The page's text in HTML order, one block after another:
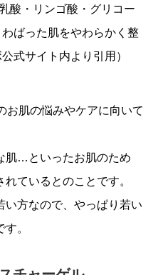
酸・リンゴ酸・グリコー
ばった肌をやわらかく整
式サイト内より引用）
お肌の悩みやケアに向いて
肌…といったお肌のため
ているとのことです。
い方なので、やっぱり若い
。